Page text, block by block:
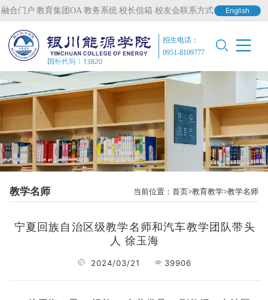
融合门户 教育集团OA 教务系统 校长信箱 校友会联系方式 English
招生电话：
0951-8109777
教学名师 当前位置：首页 教育教学 教学名师
宁夏回族自治区级教学名师和汽车教学团队带头
人 徐玉海
2024/03/21 39906